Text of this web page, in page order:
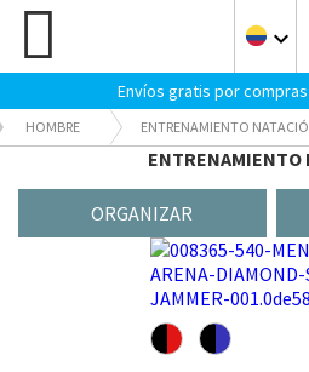
keyboard_arrow_down
Envíos gratis por
HOMBRE ENTRENAMIENTO
ENTRENAMIENTO
ORGANIZAR